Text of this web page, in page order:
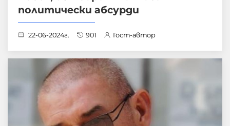
политически абсурди
22-06-2024г. 901 Гост-автор